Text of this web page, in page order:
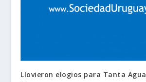
Llovieron elogios para Tanta Agua